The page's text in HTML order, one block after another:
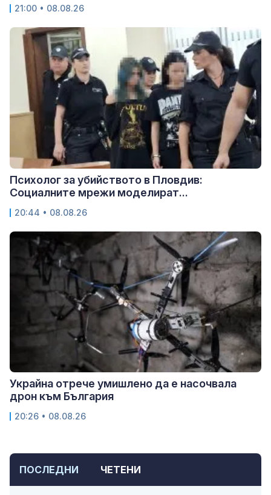
ПОСЛЕДНИ ЧЕТЕНИ
21:00 • 08.08.26
Психолог за убийството в Пловдив:
Социалните мрежи моделират...
20:44 • 08.08.26
Украйна отрече умишлено да е насочвала
дрон към България
20:26 • 08.08.26